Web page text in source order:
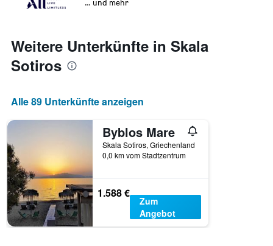
… und mehr
Weitere Unterkünfte in Skala
Sotiros
Alle 89 Unterkünfte anzeigen
Byblos Mare
Skala Sotiros, Griechenland
0,0 km vom Stadtzentrum
1.588 €
Zum
Angebot